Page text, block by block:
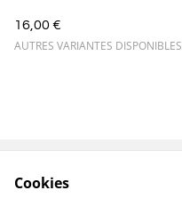
16,00 €
AUTRES VARIANTES DISPONIBLES
Cookies